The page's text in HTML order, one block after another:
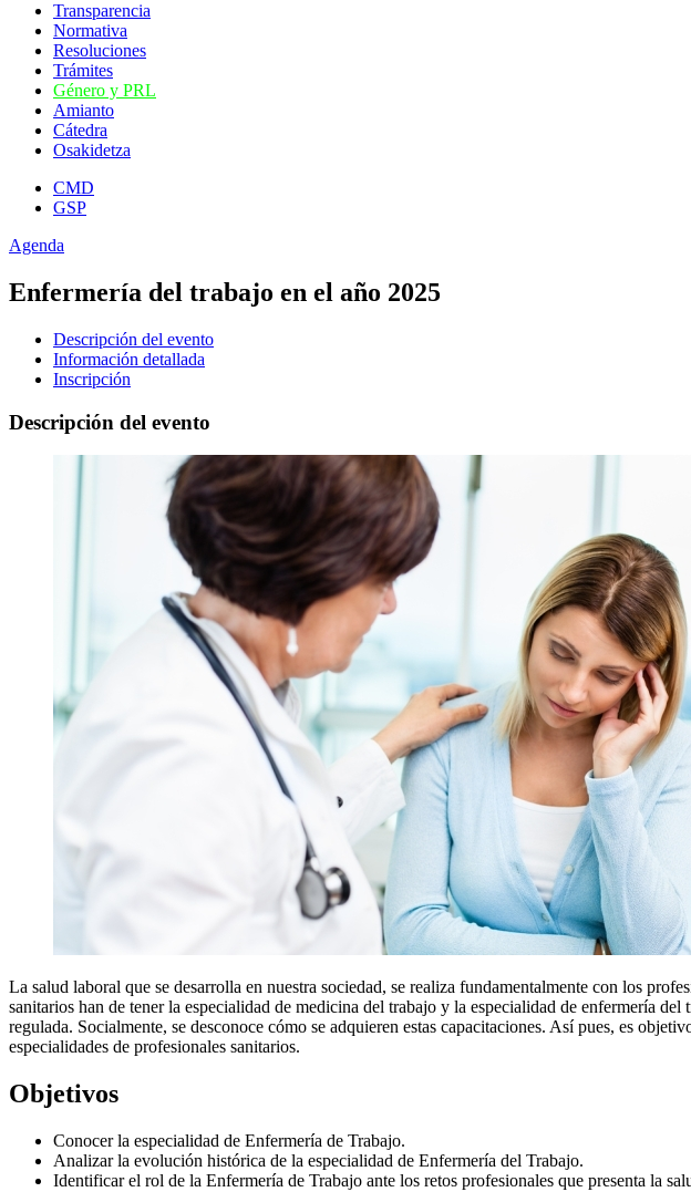
Transparencia
Normativa
Resoluciones
Trámites
Género y PRL
Amianto
Cátedra
Osakidetza
CMD
GSP
Agenda
Enfermería del trabajo en el año 2025
Descripción del evento
Información detallada
Inscripción
Descripción del evento
La salud laboral que se desarrolla en nuestra sociedad, se realiza fundamentalmente con los
sanitarios han de tener la especialidad de medicina del trabajo y la especialidad de enfermería
regulada. Socialmente, se desconoce cómo se adquieren estas capacitaciones. Así pues, es
especialidades de profesionales sanitarios.
Objetivos
Conocer la especialidad de Enfermería de Trabajo.
Analizar la evolución histórica de la especialidad de Enfermería del Trabajo.
Identificar el rol de la Enfermería de Trabajo ante los retos profesionales que presenta la